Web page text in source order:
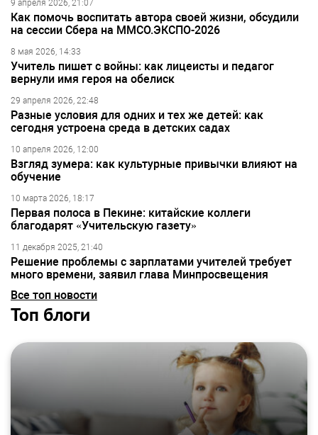
9 апреля 2026, 21:07
Как помочь воспитать автора своей жизни, обсудили
на сессии Сбера на ММСО.ЭКСПО-2026
8 мая 2026, 14:33
Учитель пишет с войны: как лицеисты и педагог
вернули имя героя на обелиск
29 апреля 2026, 22:48
Разные условия для одних и тех же детей: как
сегодня устроена среда в детских садах
10 апреля 2026, 12:00
Взгляд зумера: как культурные привычки влияют на
обучение
10 марта 2026, 18:17
Первая полоса в Пекине: китайские коллеги
благодарят «Учительскую газету»
11 декабря 2025, 21:40
Решение проблемы с зарплатами учителей требует
много времени, заявил глава Минпросвещения
Все топ новости
Топ блоги